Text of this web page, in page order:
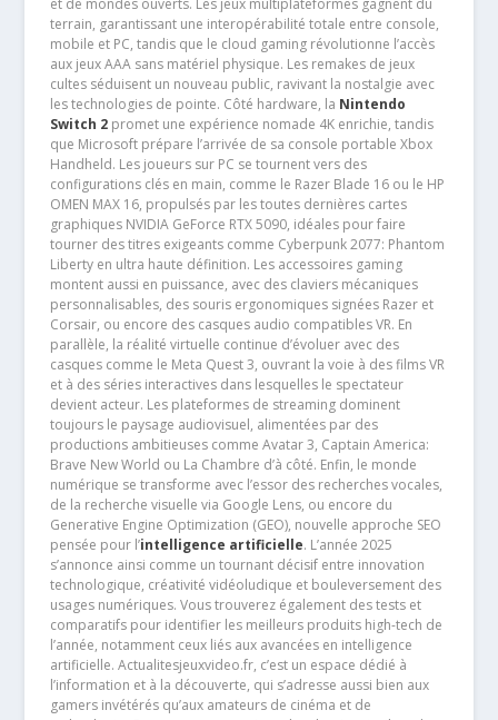
et de mondes ouverts. Les jeux multiplateformes gagnent du
terrain, garantissant une interopérabilité totale entre console,
mobile et PC, tandis que le cloud gaming révolutionne l’accès
aux jeux AAA sans matériel physique. Les remakes de jeux
cultes séduisent un nouveau public, ravivant la nostalgie avec
les technologies de pointe. Côté hardware, la Nintendo
Switch 2promet une expérience nomade 4K enrichie, tandis
que Microsoft prépare l’arrivée de sa console portable Xbox
Handheld. Les joueurs sur PC se tournent vers des
configurations clés en main, comme le Razer Blade 16 ou le HP
OMEN MAX 16, propulsés par les toutes dernières cartes
graphiques NVIDIA GeForce RTX 5090, idéales pour faire
tourner des titres exigeants comme Cyberpunk 2077: Phantom
Liberty en ultra haute définition. Les accessoires gaming
montent aussi en puissance, avec des claviers mécaniques
personnalisables, des souris ergonomiques signées Razer et
Corsair, ou encore des casques audio compatibles VR. En
parallèle, la réalité virtuelle continue d’évoluer avec des
casques comme le Meta Quest 3, ouvrant la voie à des films VR
et à des séries interactives dans lesquelles le spectateur
devient acteur. Les plateformes de streaming dominent
toujours le paysage audiovisuel, alimentées par des
productions ambitieuses comme Avatar 3, Captain America:
Brave New World ou La Chambre d’à côté. Enfin, le monde
numérique se transforme avec l’essor des recherches vocales,
de la recherche visuelle via Google Lens, ou encore du
Generative Engine Optimization (GEO), nouvelle approche SEO
pensée pour l’intelligence artificielle. L’année 2025
s’annonce ainsi comme un tournant décisif entre innovation
technologique, créativité vidéoludique et bouleversement des
usages numériques. Vous trouverez également des tests et
comparatifs pour identifier les meilleurs produits high-tech de
l’année, notamment ceux liés aux avancées en intelligence
artificielle. Actualitesjeuxvideo.fr, c’est un espace dédié à
l’information et à la découverte, qui s’adresse aussi bien aux
gamers invétérés qu’aux amateurs de cinéma et de